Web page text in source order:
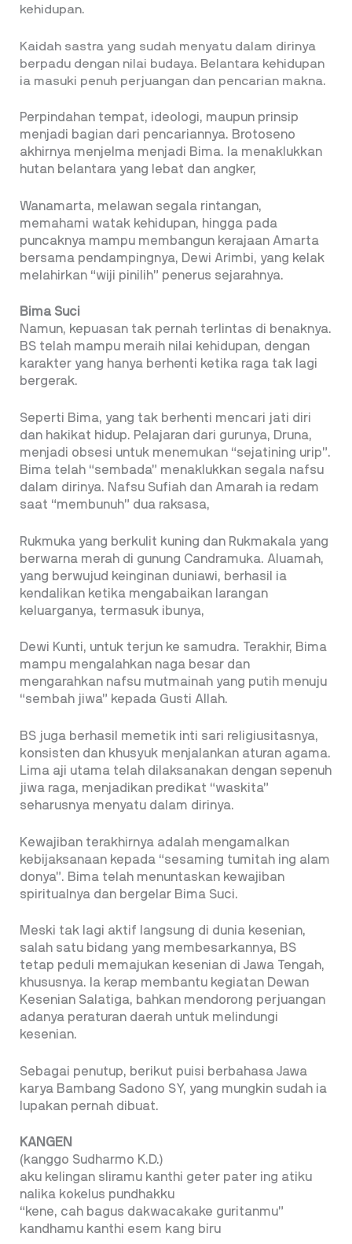
kehidupan.
Kaidah sastra yang sudah menyatu dalam dirinya
berpadu dengan nilai budaya. Belantara kehidupan
ia masuki penuh perjuangan dan pencarian makna.
Perpindahan tempat, ideologi, maupun prinsip
menjadi bagian dari pencariannya. Brotoseno
akhirnya menjelma menjadi Bima. Ia menaklukkan
hutan belantara yang lebat dan angker,
Wanamarta, melawan segala rintangan,
memahami watak kehidupan, hingga pada
puncaknya mampu membangun kerajaan Amarta
bersama pendampingnya, Dewi Arimbi, yang kelak
melahirkan “wiji pinilih” penerus sejarahnya.
Bima Suci
Namun, kepuasan tak pernah terlintas di benaknya.
BS telah mampu meraih nilai kehidupan, dengan
karakter yang hanya berhenti ketika raga tak lagi
bergerak.
Seperti Bima, yang tak berhenti mencari jati diri
dan hakikat hidup. Pelajaran dari gurunya, Druna,
menjadi obsesi untuk menemukan “sejatining urip”.
Bima telah “sembada” menaklukkan segala nafsu
dalam dirinya. Nafsu Sufiah dan Amarah ia redam
saat “membunuh” dua raksasa,
Rukmuka yang berkulit kuning dan Rukmakala yang
berwarna merah di gunung Candramuka. Aluamah,
yang berwujud keinginan duniawi, berhasil ia
kendalikan ketika mengabaikan larangan
keluarganya, termasuk ibunya,
Dewi Kunti, untuk terjun ke samudra. Terakhir, Bima
mampu mengalahkan naga besar dan
mengarahkan nafsu mutmainah yang putih menuju
“sembah jiwa” kepada Gusti Allah.
BS juga berhasil memetik inti sari religiusitasnya,
konsisten dan khusyuk menjalankan aturan agama.
Lima aji utama telah dilaksanakan dengan sepenuh
jiwa raga, menjadikan predikat “waskita”
seharusnya menyatu dalam dirinya.
Kewajiban terakhirnya adalah mengamalkan
kebijaksanaan kepada “sesaming tumitah ing alam
donya”. Bima telah menuntaskan kewajiban
spiritualnya dan bergelar Bima Suci.
Meski tak lagi aktif langsung di dunia kesenian,
salah satu bidang yang membesarkannya, BS
tetap peduli memajukan kesenian di Jawa Tengah,
khususnya. Ia kerap membantu kegiatan Dewan
Kesenian Salatiga, bahkan mendorong perjuangan
adanya peraturan daerah untuk melindungi
kesenian.
Sebagai penutup, berikut puisi berbahasa Jawa
karya Bambang Sadono SY, yang mungkin sudah ia
lupakan pernah dibuat.
KANGEN
(kanggo Sudharmo K.D.)
aku kelingan sliramu kanthi geter pater ing atiku
nalika kokelus pundhakku
“kene, cah bagus dakwacakake guritanmu”
kandhamu kanthi esem kang biru